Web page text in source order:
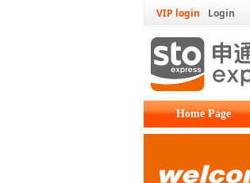
VIP login Login
Home Page